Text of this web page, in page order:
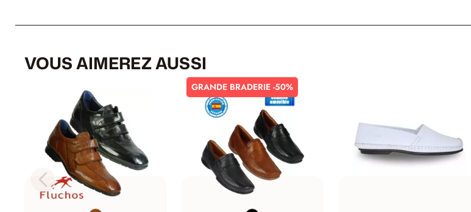
VOUS AIMEREZ AUSSI
GRANDE BRADERIE -50%